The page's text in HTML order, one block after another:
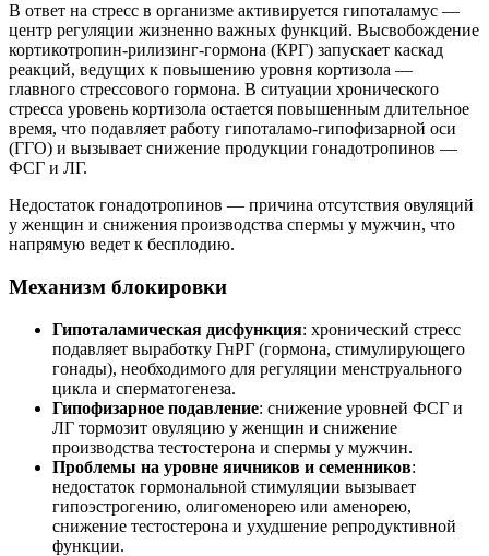
В ответ на стресс в организме активируется гипоталамус —
центр регуляции жизненно важных функций. Высвобождение
кортикотропин-рилизинг-гормона (КРГ) запускает каскад
реакций, ведущих к повышению уровня кортизола —
главного стрессового гормона. В ситуации хронического
стресса уровень кортизола остается повышенным длительное
время, что подавляет работу гипоталамо-гипофизарной оси
(ГГO) и вызывает снижение продукции гонадотропинов —
ФСГ и ЛГ.
Недостаток гонадотропинов — причина отсутствия овуляций
у женщин и снижения производства спермы у мужчин, что
напрямую ведет к бесплодию.
Механизм блокировки
Гипоталамическая дисфункция: хронический стресс
подавляет выработку ГнРГ (гормона, стимулирующего
гонады), необходимого для регуляции менструального
цикла и сперматогенеза.
Гипофизарное подавление: снижение уровней ФСГ и
ЛГ тормозит овуляцию у женщин и снижение
производства тестостерона и спермы у мужчин.
Проблемы на уровне яичников и семенников:
недостаток гормональной стимуляции вызывает
гипоэстрогению, олигоменорею или аменорею,
снижение тестостерона и ухудшение репродуктивной
функции.